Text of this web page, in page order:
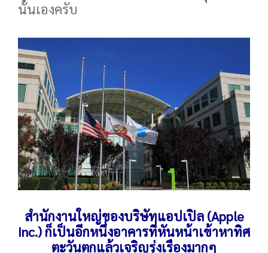
นั่นเองครับ
สำนักงานใหญ่ของบริษัทแอปเปิล (Apple
Inc.) ก็เป็นอีกหนึ่งอาคารที่หันหน้าเข้าหาทิศ
ตะวันตกแล้วเจริญรุ่งเรืองมากๆ